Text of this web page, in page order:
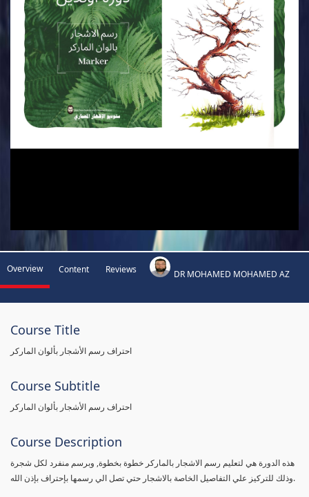
Overview Content Reviews DR MOHAMED MOHAMED AZ
Course Title
احتراف رسم الأشجار بألوان الماركر
Course Subtitle
احتراف رسم الأشجار بألوان الماركر
Course Description
هذه الدورة هي لتعليم رسم الاشجار بالماركر خطوة بخطوة, وبرسم منفرد لكل شجرة
وذلك للتركيز علي التفاصيل الخاصة بالاشجار حتي تصل الي رسمها بإحتراف بإذن الله.